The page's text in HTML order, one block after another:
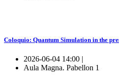
Coloquio: Quantum Simulation in the
2026-06-04 14:00 |
Aula Magna. Pabellon 1